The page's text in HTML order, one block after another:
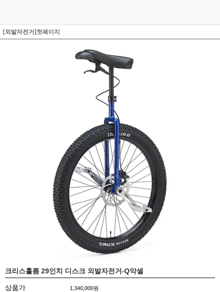
[외발자전거]첫페이지
크리스홀름 29인치 디스크 외발자전거-Q악셀
상품가 1,340,000원